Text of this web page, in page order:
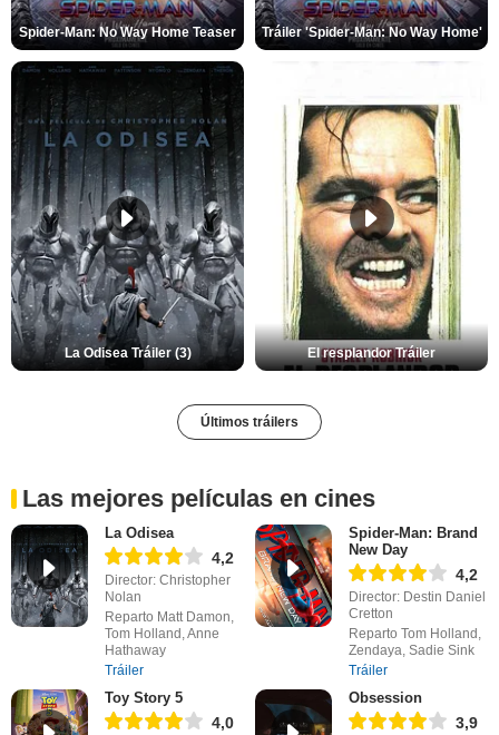
Spider-Man: No Way Home Teaser Tráiler 'Spider-Man: No Way Home'
La Odisea Tráiler (3) El resplandor Tráiler
Últimos tráilers
Las mejores películas en cines
La Odisea
4,2
Director: Christopher
Nolan
Reparto Matt Damon,
Tom Holland, Anne
Hathaway
Tráiler
Spider-Man: Brand
New Day
4,2
Director: Destin Daniel
Cretton
Reparto Tom Holland,
Zendaya, Sadie Sink
Tráiler
Toy Story 5
4,0
Obsession
3,9